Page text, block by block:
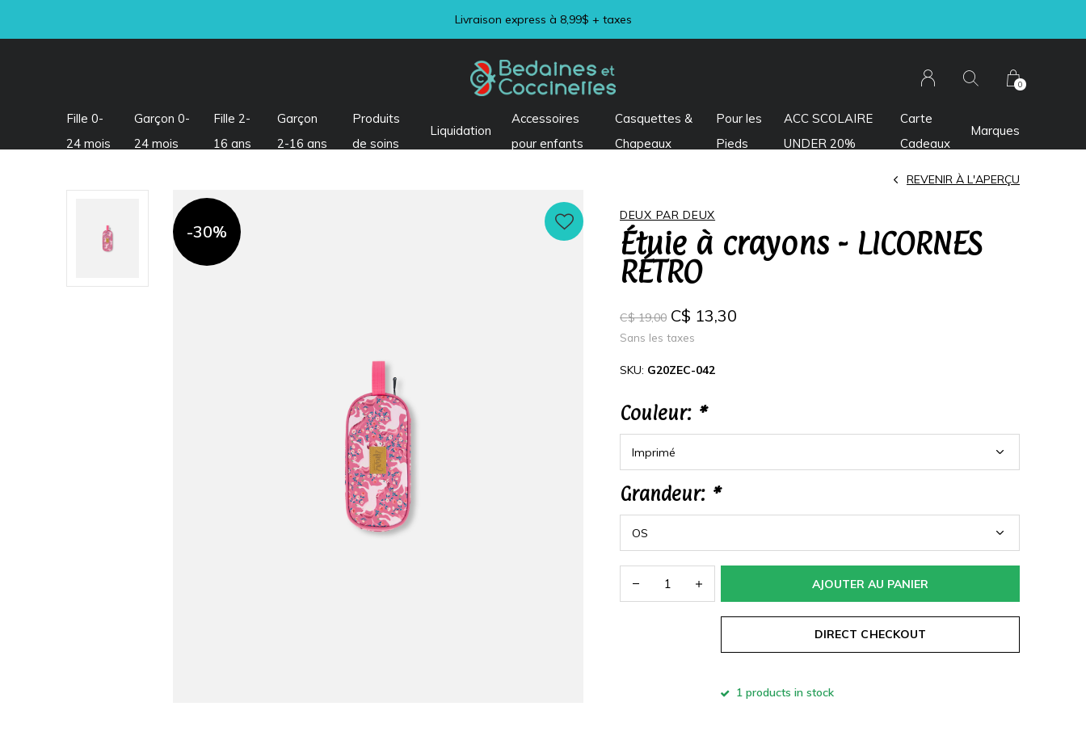
Fille 0-
24 mois
Garçon 0-
24 mois
Fille 2-
16 ans
Garçon
2-16 ans
Produits
de soins
Liquidation
Accessoires
pour enfants
Casquettes &
Chapeaux
Pour les
Pieds
ACC SCOLAIRE
UNDER 20%
Carte
Cadeaux
Marques
0
Visitez notre section LIQUIDATION !
-30%
DEUX PAR DEUX
Étuie à crayons - LICORNES
RÉTRO
REVENIR À L'APERÇU
C$ 19,00 C$ 13,30
Sans les taxes
SKU: G20ZEC-042
Couleur: *
Grandeur: *
AJOUTER AU PANIER
DIRECT CHECKOUT
1 products in stock